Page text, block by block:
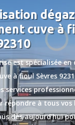
cuve à
est spécialisée en
à fioul Sèvres
services
répondre à tous vos
dès aujourd’hui